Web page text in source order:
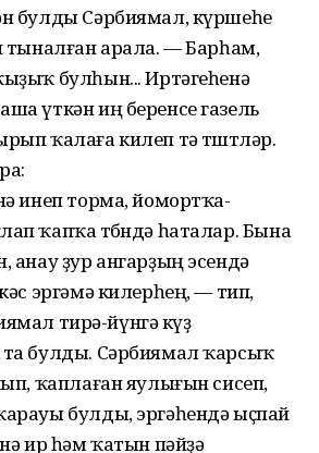
булды Сәрбиямал, күршеһе
тыналған арала. — Барһам,
булһын... Иртәгеһенә
үткән иң беренсе газель
ҡалаға килеп тә төштөләр.
инеп торма, йомортҡа-
ҡапҡа төбөндә һаталар. Бына
ҙур ангарҙың эсендә
эргәмә килерһең, — тип,
тирә-йүнгә күҙ
булды. Сәрбиямал ҡарсыҡ
ҡаплаған яулығын сисеп,
булды, эргәһендә ыҫпай
ир һәм ҡатын пәйҙә